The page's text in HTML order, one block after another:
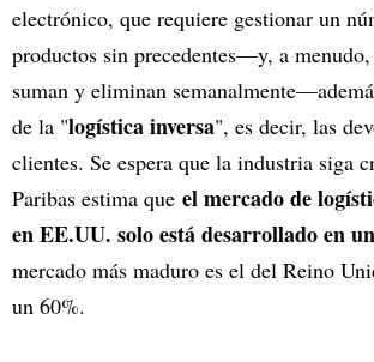
electrónico, que requiere gestionar un
productos sin precedentes—y, a
suman y eliminan
de la "logística inversa", es decir, las
clientes. Se espera que la industria siga
Paribas estima que el mercado de
en EE.UU. solo está desarrollado en
mercado más maduro es el del Reino
un 60%.